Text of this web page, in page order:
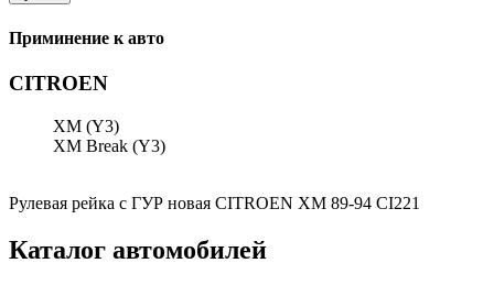
Приминение к авто
CITROEN
XM (Y3)
XM Break (Y3)
Рулевая рейка с ГУР новая CITROEN XM 89-94 CI221
Каталог автомобилей